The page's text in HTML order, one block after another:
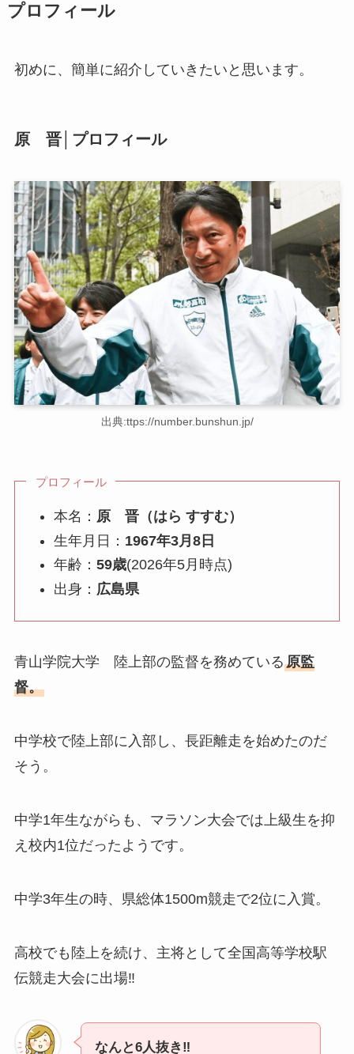
プロフィール
初めに、簡単に紹介していきたいと思います。
原 晋│プロフィール
出典:ttps://number.bunshun.jp/
プロフィール
本名： 原 晋（はら すすむ）
生年月日： 1967年3月8日
年齢：59歳(2026年5月時点)
出身： 広島県
青山学院大学 陸上部の監督を務めている原監
督。
中学校で陸上部に入部し、長距離走を始めたのだ
そう。
中学1年生ながらも、マラソン大会では上級生を抑
え校内1位だったようです。
中学3年生の時、県総体1500m競走で2位に入賞。
高校でも陸上を続け、主将として全国高等学校駅
伝競走大会に出場‼
なんと6人抜き‼